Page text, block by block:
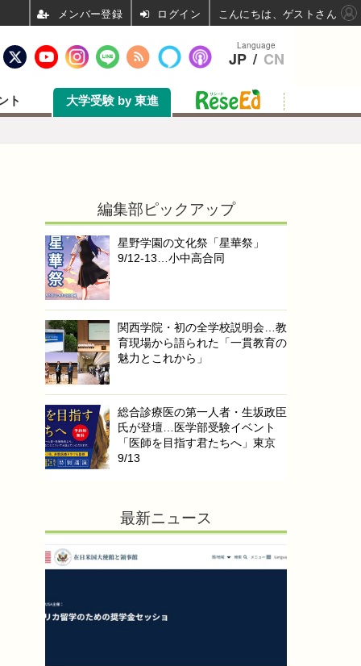
ト 大学受験 by 東進
編集部ピックアップ
星野学園の文化祭「星華祭」
9/12-13…小中高合同
関西学院・初の全学校説明会…教
育現場から語られた「一貫教育の
魅力とこれから」
総合診療医の第一人者・生坂政臣
氏が登壇…医学部受験イベント
「医師を目指す君たちへ」東京
9/13
最新ニュース
Language
JP / CN
ログイン こんにちは、ゲストさん